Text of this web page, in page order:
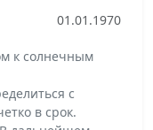
01.01.1970
к солнечным
с
в срок.